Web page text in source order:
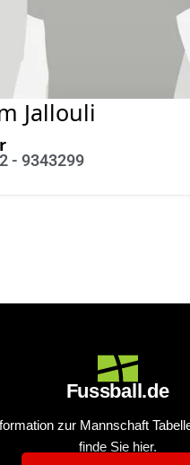
Jallouli
- 9343299
Fussball.de
zur Mannschaft
finde Sie hier.